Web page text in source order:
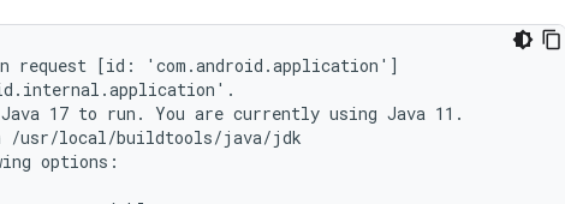
request [id: 'com.android.application']
17 to run. You are currently using Java 11.
/usr/local/buildtools/java/jdk
options: